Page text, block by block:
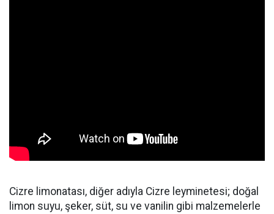
Cizre limonatası, diğer adıyla Cizre leyminetesi; doğal
limon suyu, şeker, süt, su ve vanilin gibi malzemelerle